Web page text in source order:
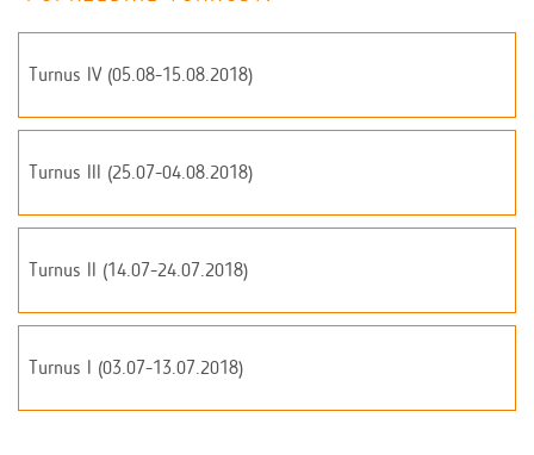
Turnus IV (05.08-15.08.2018)
Turnus III (25.07-04.08.2018)
Turnus II (14.07-24.07.2018)
Turnus I (03.07-13.07.2018)